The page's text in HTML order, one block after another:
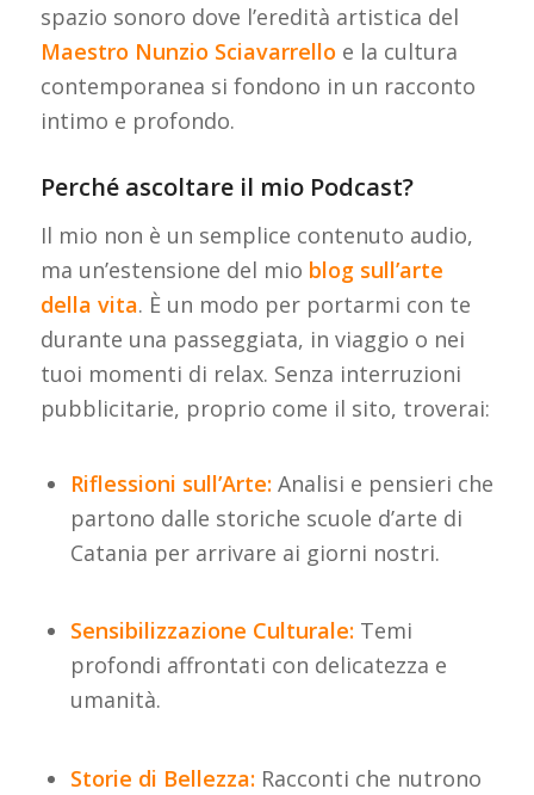
spazio sonoro dove l’eredità artistica del
Maestro Nunzio Sciavarrello e la cultura
contemporanea si fondono in un racconto
intimo e profondo.
Perché ascoltare il mio Podcast?
Il mio non è un semplice contenuto audio,
ma un’estensione del mio blog sull’arte
della vita. È un modo per portarmi con te
durante una passeggiata, in viaggio o nei
tuoi momenti di relax. Senza interruzioni
pubblicitarie, proprio come il sito, troverai:
Riflessioni sull’Arte:Analisi e pensieri che
partono dalle storiche scuole d’arte di
Catania per arrivare ai giorni nostri.
Sensibilizzazione Culturale:Temi
profondi affrontati con delicatezza e
umanità.
Storie di Bellezza:Racconti che nutrono